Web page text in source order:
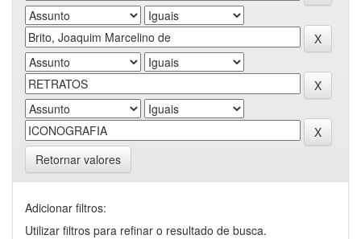
Retornar valores
Adicionar filtros:
Utilizar filtros para refinar o resultado de busca.